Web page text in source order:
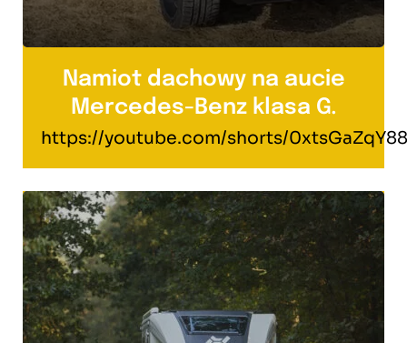
Namiot dachowy na aucie
Mercedes-Benz klasa G.
https://youtube.com/shorts/0xtsGaZqY88